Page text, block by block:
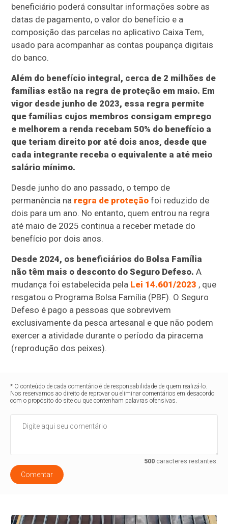
beneficiário poderá consultar informações sobre as
datas de pagamento, o valor do benefício e a
composição das parcelas no aplicativo Caixa Tem,
usado para acompanhar as contas poupança digitais
do banco.
Além do benefício integral, cerca de 2 milhões de
famílias estão na regra de proteção em maio. Em
vigor desde junho de 2023, essa regra permite
que famílias cujos membros consigam emprego
e melhorem a renda recebam 50% do benefício a
que teriam direito por até dois anos, desde que
cada integrante receba o equivalente a até meio
salário mínimo.
Desde junho do ano passado, o tempo de
permanência na regra de proteção foi reduzido de
dois para um ano. No entanto, quem entrou na regra
até maio de 2025 continua a receber metade do
benefício por dois anos.
Desde 2024, os beneficiários do Bolsa Família
não têm mais o desconto do Seguro Defeso. A
mudança foi estabelecida pela Lei 14.601/2023 , que
resgatou o Programa Bolsa Família (PBF). O Seguro
Defeso é pago a pessoas que sobrevivem
exclusivamente da pesca artesanal e que não podem
exercer a atividade durante o período da piracema
(reprodução dos peixes).
* O conteúdo de cada comentário é de responsabilidade de quem realizá-lo.
Nos reservamos ao direito de reprovar ou eliminar comentários em desacordo
com o propósito do site ou que contenham palavras ofensivas.
500caracteres restantes.
Comentar